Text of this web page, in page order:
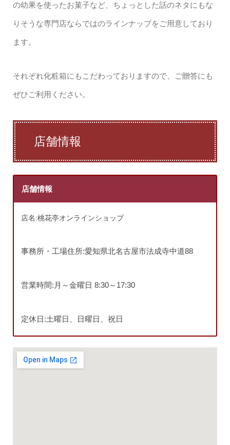
の幼果を使ったお菓子など、ちょっとした話のネタにもな
りそうな専門店ならではのラインナップをご用意しており
ます。
それぞれ化粧箱にもこだわっておりますので、ご贈答にも
ぜひご利用ください。
店舗情報
店舗情報
店名:桃花亭オンラインショップ
事務所・工場住所:愛知県北名古屋市法成寺中道88
営業時間:月～金曜日 8:30～17:30
定休日:土曜日、日曜日、祝日